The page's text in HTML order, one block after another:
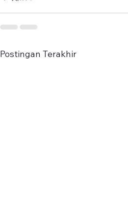
Postingan Terakhir